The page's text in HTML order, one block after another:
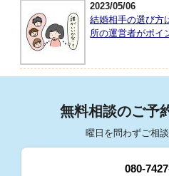
2023/05/06
結婚相手の選び方
所の運営者がポイ
無料相談のご予
曜日を問わずご相
080-